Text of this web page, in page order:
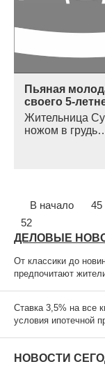
Пьяная
своего 5-
Жительница
ножом в
В начало 45
52
ДЕЛОВЫЕ
От классики до
предпочитают
Ставка 3,5% на все
условия ипотечной
НОВОСТИ